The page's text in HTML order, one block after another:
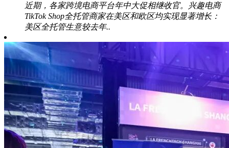
近期，各家跨境电商平台年中大促相继收官。兴趣电商
TikTok Shop全托管商家在美区和欧区均实现显著增长：
美区全托管生意较去年..